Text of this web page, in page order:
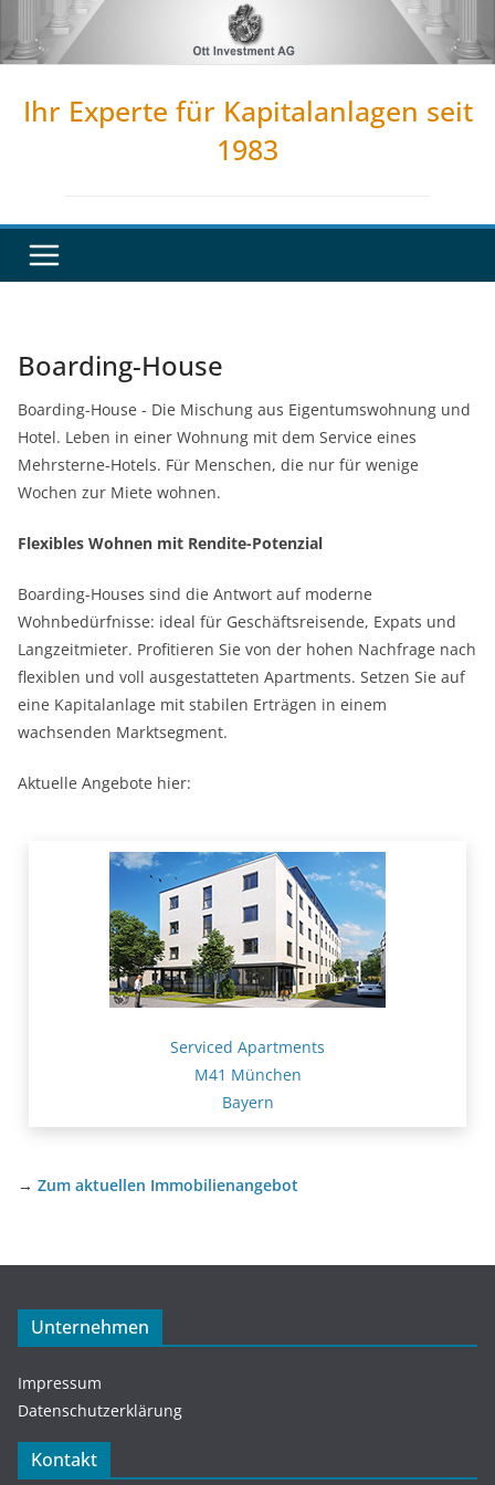
Inhalt
Ihr Experte für Kapitalanlagen seit
1983
Boarding-House
Boarding-House - Die Mischung aus Eigentumswohnung und
Hotel. Leben in einer Wohnung mit dem Service eines
Mehrsterne-Hotels. Für Menschen, die nur für wenige
Wochen zur Miete wohnen.
Flexibles Wohnen mit Rendite-Potenzial
Boarding-Houses sind die Antwort auf moderne
Wohnbedürfnisse: ideal für Geschäftsreisende, Expats und
Langzeitmieter. Profitieren Sie von der hohen Nachfrage nach
flexiblen und voll ausgestatteten Apartments. Setzen Sie auf
eine Kapitalanlage mit stabilen Erträgen in einem
wachsenden Marktsegment.
Aktuelle Angebote hier:
Serviced Apartments
M41 München
Bayern
→ Zum aktuellen Immobilienangebot
Unternehmen
Impressum
Datenschutzerklärung
Kontakt